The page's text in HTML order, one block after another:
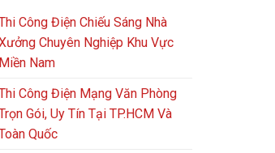
Công Điện Chiếu Sáng Nhà
Chuyên Nghiệp Khu Vực
Miền Nam
Công Điện Mạng Văn Phòng
Gói, Uy Tín Tại TP.HCM Và
Quốc